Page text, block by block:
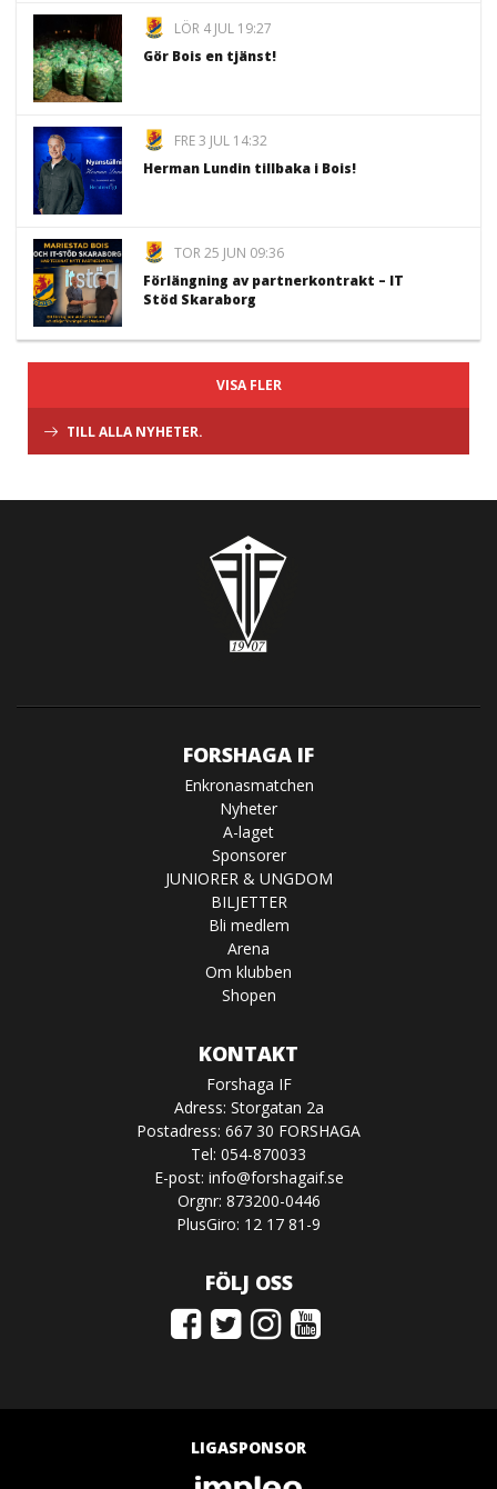
LÖR 4 JUL 19:27
Gör Bois en tjänst!
FRE 3 JUL 14:32
Herman Lundin tillbaka i Bois!
TOR 25 JUN 09:36
Förlängning av partnerkontrakt – IT
Stöd Skaraborg
VISA FLER
TILL ALLA NYHETER.
FORSHAGA IF
Enkronasmatchen
Nyheter
A-laget
Sponsorer
JUNIORER & UNGDOM
BILJETTER
Bli medlem
Arena
Om klubben
Shopen
KONTAKT
Forshaga IF
Adress: Storgatan 2a
Postadress: 667 30 FORSHAGA
Tel: 054-870033
E-post: info@forshagaif.se
Orgnr: 873200-0446
PlusGiro: 12 17 81-9
FÖLJ OSS
LIGASPONSOR